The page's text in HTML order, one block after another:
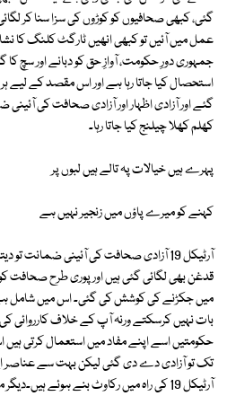
گئی، کبھی صحافیوں کو کوڑوں کی سزا سنا کر
عمل میں آئیں تو کبھی انھیں ٹارگٹ کلنگ کا
جمہوری دورِ حکومت، آوازِ حق کو دبانے اور سچ
استحصال کیا جاتا رہا ہے اور اس مقصد کے
گئے اور آزادی اظہار اور آزادی صحافت کی
کھلم کھلا چیلنج کیا جاتا رہا۔
پہرے ہیں خیالات پہ تالے ہیں لبوں پر
کہنے کو میرے پاؤں میں زنجیر نہیں ہے
آرٹیکل 19 آزادی صحافت کی آئینی
قدغن بھی لگائی گئی ہیں اور پوری طرح صحافت
میں جکڑنے کی کوشش کی گئی۔ اس میں شامل
بات نہیں کرسکتے ورنہ آپ کے خلاف کارروائی
حکومتیں اسے اپنے مفاد میں استعمال کرتی
تک تو آزادی دے دی گئی لیکن بہت سے عناصر
آرٹیکل 19 کی راہ میں رکاوٹ بنے ہوئے